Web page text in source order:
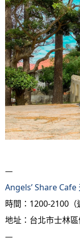
—
Angels’ Share
時間：1200-2100（
地址：台北市士林
—